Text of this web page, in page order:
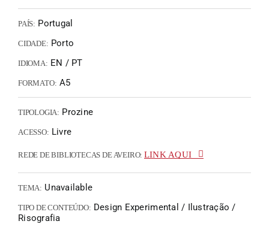
PAÍS: Portugal
CIDADE: Porto
IDIOMA: EN / PT
FORMATO: A5
TIPOLOGIA: Prozine
ACESSO: Livre
REDE DE BIBLIOTECAS DE AVEIRO: LINK AQUI
TEMA: Unavailable
TIPO DE CONTEÚDO: Design Experimental / Ilustração /
Risografia